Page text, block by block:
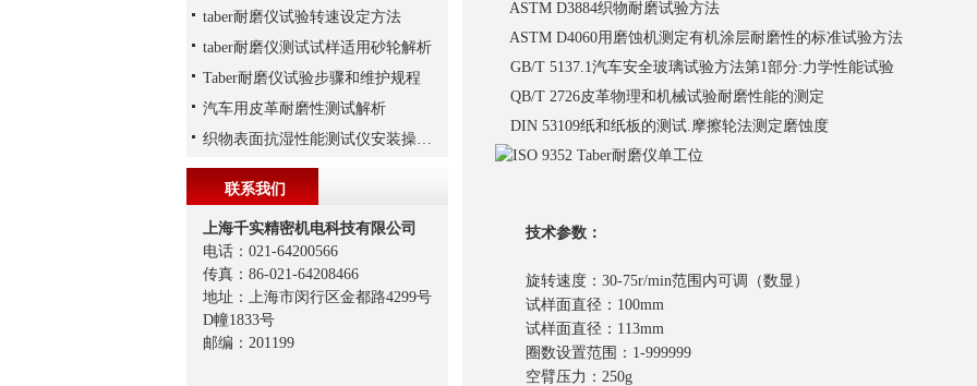
ASTM D3884织物耐磨试验方法
ASTM D4060用磨蚀机测定有机涂层耐磨性的标准试验方法
GB/T 5137.1汽车安全玻璃试验方法第1部分:力学性能试验
QB/T 2726皮革物理和机械试验耐磨性能的测定
DIN 53109纸和纸板的测试.摩擦轮法测定磨蚀度
技术参数：
旋转速度： 30-75r/min范围内可调（数显）
试样面直径： 100mm
试样面直径： 113mm
圈数设置范围 ： 1-999999
空臂压力 ： 250g
taber耐磨仪试验转速设定方法
taber耐磨仪测试试样适用砂轮解析
Taber耐磨仪试验步骤和维护规程
汽车用皮革耐磨性测试解析
织物表面抗湿性能测试仪安装操作与试验操作
联系我们
上海千实精密机电科技有限公司
电话：021-64200566
传真：86-021-64208466
地址：上海市闵行区金都路4299号
D幢1833号
邮编：201199